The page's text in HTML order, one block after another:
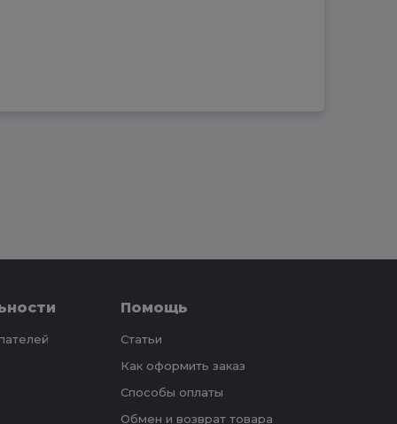
Помощь
Статьи
Как оформить заказ
Способы оплаты
Обмен и возврат товара